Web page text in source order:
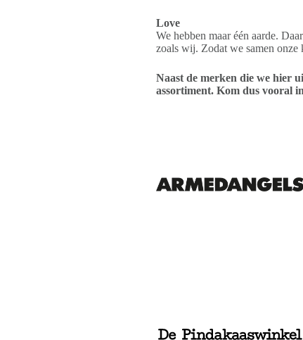
Love
We hebben maar één aarde.
zoals wij. Zodat we samen onze
Naast de merken die we hier
assortiment. Kom dus vooral